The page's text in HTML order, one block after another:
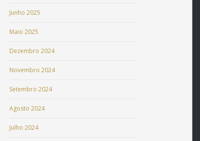
Junho 2025
Maio 2025
Dezembro 2024
Novembro 2024
Setembro 2024
Agosto 2024
Julho 2024